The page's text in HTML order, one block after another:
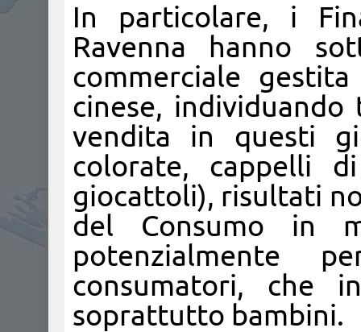
In particolare, i
Ravenna hanno
commerciale
cinese,
vendita in questi
colorate, cappelli
giocattoli), risultati
del Consumo in
potenzialmente
consumatori, che
soprattutto bambini.